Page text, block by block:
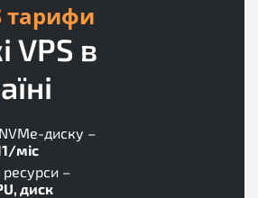
тарифи
VPS в
диску –
міс
ресурси –
диск